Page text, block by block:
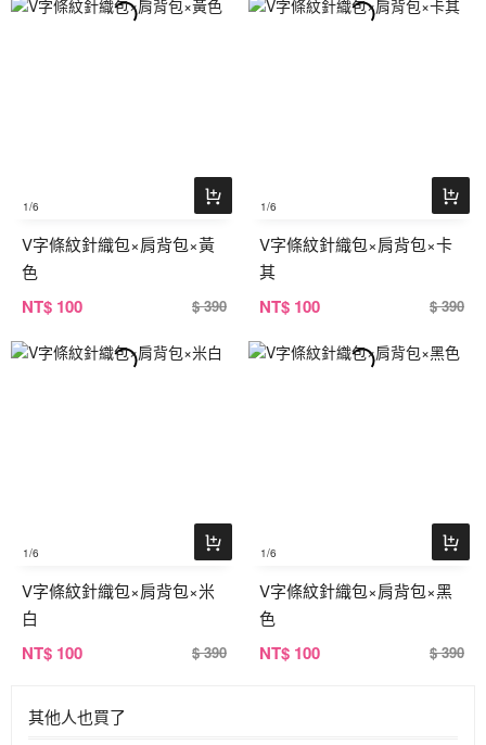
1/6
V字條紋針織包×肩背包×黃
色
NT$ 100 $ 390
1/6
V字條紋針織包×肩背包×卡
其
NT$ 100 $ 390
1/6
V字條紋針織包×肩背包×米
白
NT$ 100 $ 390
1/6
V字條紋針織包×肩背包×黑
色
NT$ 100 $ 390
其他人也買了